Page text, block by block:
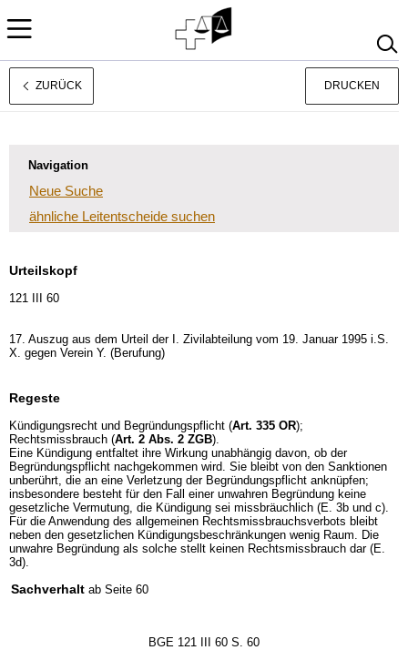
Français
ZURÜCK DRUCKEN
Navigation
Neue Suche
ähnliche Leitentscheide suchen
Urteilskopf
121 III 60
17. Auszug aus dem Urteil der I. Zivilabteilung vom 19. Januar 1995 i.S.
X. gegen Verein Y. (Berufung)
Regeste
Kündigungsrecht und Begründungspflicht (Art. 335 OR);
Rechtsmissbrauch (Art. 2 Abs. 2 ZGB).
Eine Kündigung entfaltet ihre Wirkung unabhängig davon, ob der
Begründungspflicht nachgekommen wird. Sie bleibt von den Sanktionen
unberührt, die an eine Verletzung der Begründungspflicht anknüpfen;
insbesondere besteht für den Fall einer unwahren Begründung keine
gesetzliche Vermutung, die Kündigung sei missbräuchlich (E. 3b und c).
Für die Anwendung des allgemeinen Rechtsmissbrauchsverbots bleibt
neben den gesetzlichen Kündigungsbeschränkungen wenig Raum. Die
unwahre Begründung als solche stellt keinen Rechtsmissbrauch dar (E.
3d).
Sachverhalt ab Seite 60
BGE 121 III 60 S. 60